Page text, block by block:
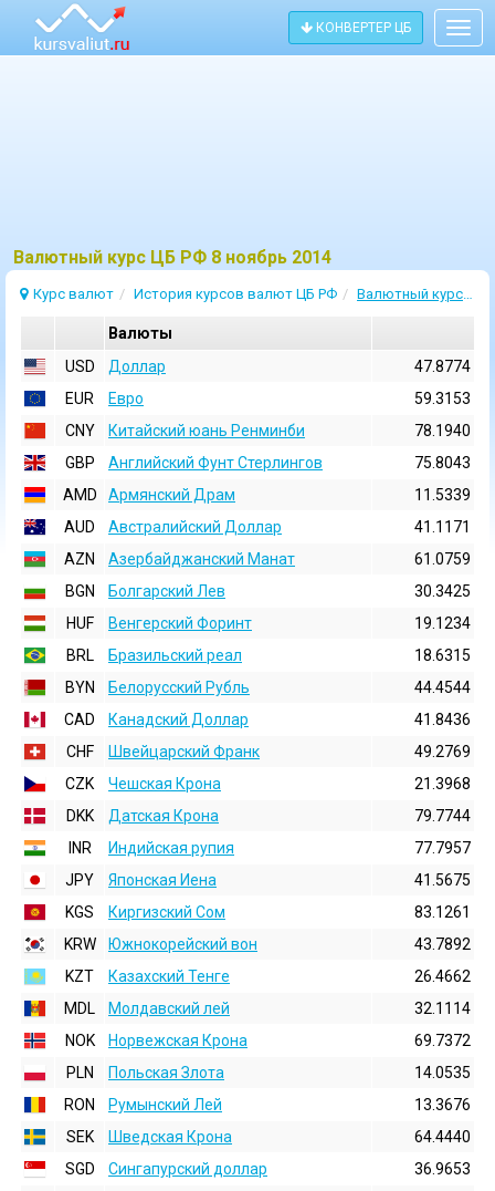
КОНВЕРТЕР ЦБ
Bалютный курс ЦБ РФ 8 ноябрь 2014
Курс валют История курсов валют ЦБ РФ Валютный курс 8 Ноябрь 2014
Валюты
USD
Доллар
47.8774
EUR
Евро
59.3153
CNY
Китайский юань Ренминби
78.1940
GBP
Английский Фунт Стерлингов
75.8043
AMD
Армянский Драм
11.5339
AUD
Австралийский Доллар
41.1171
AZN
Азербайджанский Манат
61.0759
BGN
Болгарский Лев
30.3425
HUF
Венгерский Форинт
19.1234
BRL
Бразильский реал
18.6315
BYN
Белорусский Рубль
44.4544
CAD
Канадский Доллар
41.8436
CHF
Швейцарский Франк
49.2769
CZK
Чешская Крона
21.3968
DKK
Датская Крона
79.7744
INR
Индийская pупия
77.7957
JPY
Японская Иена
41.5675
KGS
Киргизский Сом
83.1261
KRW
Южнокорейский вон
43.7892
KZT
Казахский Тенге
26.4662
MDL
Молдавский лей
32.1114
NOK
Норвежская Крона
69.7372
PLN
Польская Злота
14.0535
RON
Румынский Лей
13.3676
SEK
Шведская Крона
64.4440
SGD
Сингапурский доллар
36.9653